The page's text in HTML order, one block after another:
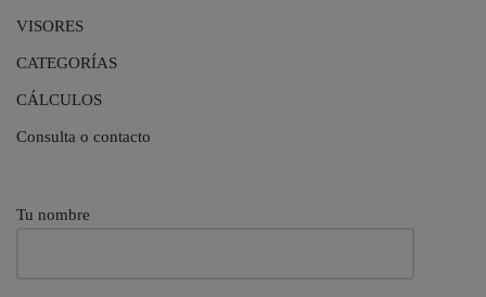
VISORES
CATEGORÍAS
CÁLCULOS
Consulta o contacto
Tu nombre